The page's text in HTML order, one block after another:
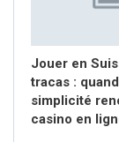
Jouer en
tracas :
simplicité
casino en